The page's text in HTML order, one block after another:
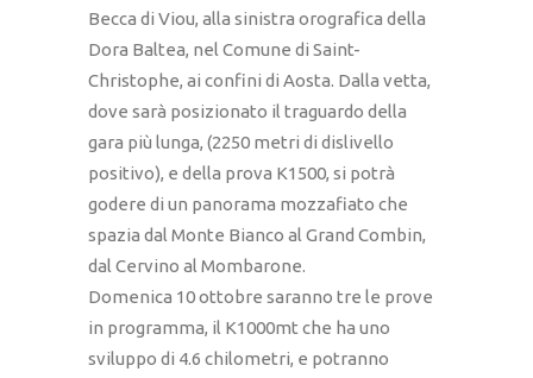
Becca di Viou, alla sinistra orografica della
Dora Baltea, nel Comune di Saint-
Christophe, ai confini di Aosta. Dalla vetta,
dove sarà posizionato il traguardo della
gara più lunga, (2250 metri di dislivello
positivo), e della prova K1500, si potrà
godere di un panorama mozzafiato che
spazia dal Monte Bianco al Grand Combin,
dal Cervino al Mombarone.
Domenica 10 ottobre saranno tre le prove
in programma, il K1000mt che ha uno
sviluppo di 4.6 chilometri, e potranno